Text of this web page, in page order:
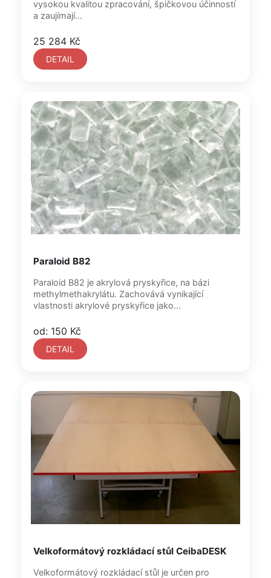
vysokou kvalitou zpracování, špičkovou účinností
a zaujímají...
25 284 Kč
DETAIL
Paraloid B82
Paraloid B82 je akrylová pryskyřice, na bázi
methylmethakrylátu. Zachovává vynikající
vlastnosti akrylové pryskyřice jako...
od: 150 Kč
DETAIL
Velkoformátový rozkládací stůl CeibaDESK
Velkoformátový rozkládací stůl je určen pro